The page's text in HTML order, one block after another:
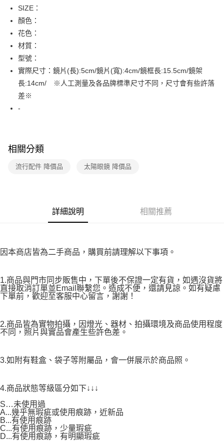
相關說明
【關於「AFTEE先享後付」】
AFTEE先享後付是「在收到商品之後才付款」的支付方式。 讓您購物簡單
便利好安心！
１．簡單：不需註冊會員、不需綁卡、不需儲值。
３．安心：先確認商品／服務後，再付款。
【「AFTEE先享後付」結帳流程】
１．於結帳方式選擇「AFTEE先享後付」後，將跳轉至「AFTEE先享後付」
結帳頁面，進行簡訊認證並確認金額後，即可完成結帳。
後付繳納相關費用。
是否繳費成功／繳費後需取消欲退款等相關疑問，請聯繫「AFTEE先享後付
易，需依本服務之必要範圍內提供個人資料，並將交易相關給付款項請求債
權轉讓予恩沛科技股份有限公司。
３．未成年的使用者請事先徵得法定代理人或監護人之同意方可使用
４．使用「AFTEE先享後付」時，將依據個別帳號之用戶狀況，依本公司即
時審查核予不同之上限額度；若仍有額度不足之情形，本公司將視審查結果
請求用戶進行身份認證。
運送方式
全家取貨付款
免運費
免運費
7-11取貨付款
免運費
SIZE：
顏色：
花色：
材質：
型號：
實際尺寸：鏡片(長):5cm/鏡片(寬):4cm/鏡框長:15.5cm/鏡架
長:14cm/ ※人工測量及各品牌標準尺寸不同，尺寸會有些許落
差※
-
相關分類
流行配件 降價品 太陽眼鏡 降價品
詳細說明 相關推薦
因本商店皆為二手商品，購買前請理解以下事項。
1.商品與門市同步販售中，下單後不保證一定有貨，如遇沒貨將
直接取消訂單並Email聯繫您。造成不便，還請見諒。如有疑慮
下單前，歡迎至客服中心留言，謝謝！
2.商品皆為實物拍攝，因燈光、器材、拍攝環境及商品使用程度
不同，照片與實品會產生些許色差。
3.如附有鞋盒、袋子等附屬品，會一併展示於商品照。
4.商品狀態等級區分如下↓↓↓
S…未使用過
A...幾乎無瑕疵或使用痕跡，近新品
B...有使用痕跡
C...有使用痕跡，少量瑕疵
D...有使用痕跡，有明顯瑕疵